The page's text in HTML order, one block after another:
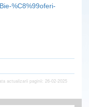
%C8%99oferi-
actualizarii paginii: 26-02-2025